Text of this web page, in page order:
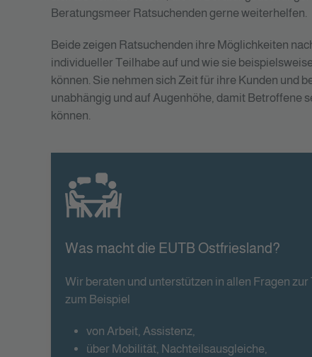
Beratungsmeer Ratsuchenden gerne weiterhelfen.
Beide zeigen Ratsuchenden ihre Möglichkeiten
individueller Teilhabe auf und wie sie
können. Sie nehmen sich Zeit für ihre Kunden und
unabhängig und auf Augenhöhe, damit Betroffene
können.
Was macht die EUTB Ostfriesland?
Wir beraten und unterstützen in allen Fragen zur
zum Beispiel
von Arbeit, Assistenz,
über Mobilität, Nachteilsausgleiche,